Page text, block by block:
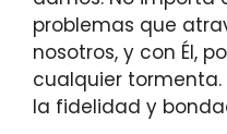
problemas que
nosotros, y con Él,
cualquier tormenta.
la fidelidad y